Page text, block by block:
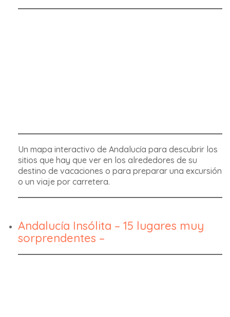
Un mapa interactivo de Andalucía para descubrir los
sitios que hay que ver en los alrededores de su
destino de vacaciones o para preparar una excursión
o un viaje por carretera.
Andalucía Insólita – 15 lugares muy
sorprendentes –